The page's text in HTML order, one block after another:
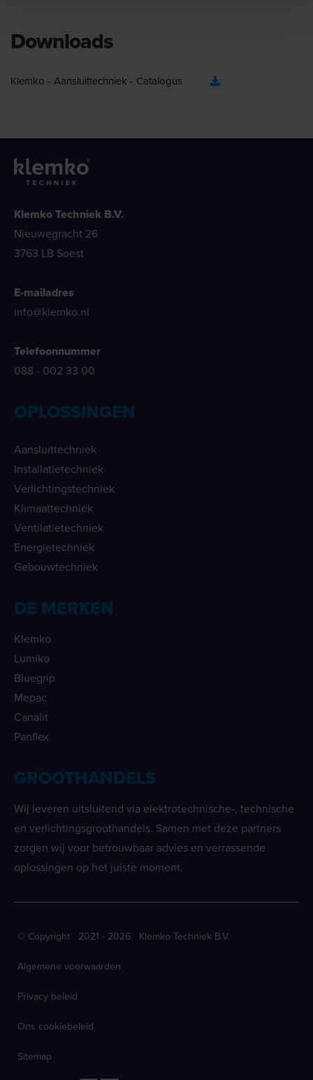
Downloads
Klemko - Aansluittechniek - Catalogus
Klemko Techniek B.V.
Nieuwegracht 26
3763 LB Soest
E-mailadres
info@klemko.nl
Telefoonnummer
088 - 002 33 00
OPLOSSINGEN
Aansluittechniek
Installatietechniek
Verlichtingstechniek
Klimaattechniek
Ventilatietechniek
Energietechniek
Gebouwtechniek
DE MERKEN
Klemko
Lumiko
Bluegrip
Mepac
Canalit
Panflex
GROOTHANDELS
Wij leveren uitsluitend via elektrotechnische-, technische
en verlichtingsgroothandels. Samen met deze partners
zorgen wij voor betrouwbaar advies en verrassende
oplossingen op het juiste moment.
© Copyright 2021 - 2026 Klemko Techniek B.V.
Algemene voorwaarden
Privacy beleid
Ons cookiebeleid
Sitemap